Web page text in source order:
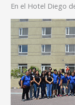
En el Hotel Diego